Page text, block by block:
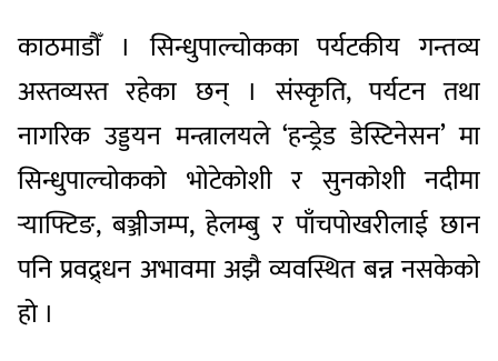
काठमाडौँ । सिन्धुपाल्चोकका पर्यटकीय गन्तव्य
अस्तव्यस्त रहेका छन् । संस्कृति, पर्यटन तथा
नागरिक उड्डयन मन्त्रालयले ‘हन्ड्रेड डेस्टिनेसन’ मा
सिन्धुपाल्चोकको भोटेकोशी र सुनकोशी नदीमा
र्‍याफ्टिङ, बञ्जीजम्प, हेलम्बु र पाँचपोखरीलाई छान
पनि प्रवद्र्धन अभावमा अझै व्यवस्थित बन्न नसकेको
हो ।